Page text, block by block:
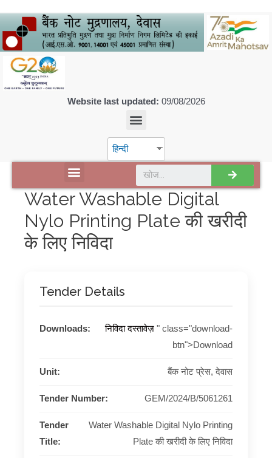
Website last updated: 09/08/2026
हिन्दी
Water Washable Digital
Nylo Printing Plate की खरीदी
के लिए निविदा
Tender Details
Downloads: निविदा दस्तावेज़ " class="download-
btn">Download
Unit: बैंक नोट प्रेस, देवास
Tender Number: GEM/2024/B/5061261
Tender
Title:
Water Washable Digital Nylo Printing
Plate की खरीदी के लिए निविदा